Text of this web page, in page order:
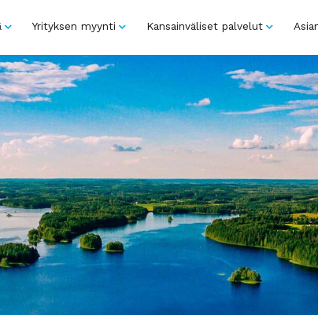
Yrityksen myynti Kansainväliset palvelut